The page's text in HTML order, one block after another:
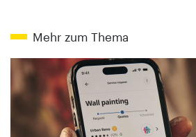
Mehr zum Thema